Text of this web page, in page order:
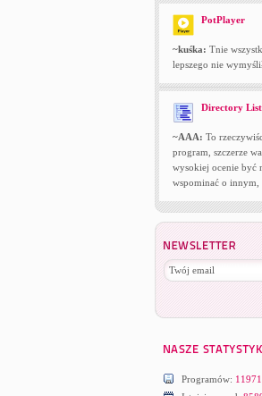
PotPlayer
~kuśka: Tnie
lepszego nie
Directory
~AAA: To
program, szczerze
wysokiej ocenie być
wspominać o innym,
Programów: 11971